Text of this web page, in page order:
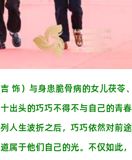
饰）与身患脆骨病的女儿茯苓、
出头的巧巧不得不与自己的青春
人生波折之后，巧巧依然对前途
属于他们自己的光。不仅如此，